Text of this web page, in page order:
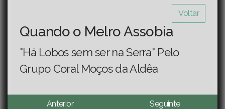
Voltar
Quando o Melro Assobia
"Há Lobos sem ser na Serra" Pelo
Grupo Coral Moços da Aldêa
Anterior Seguinte